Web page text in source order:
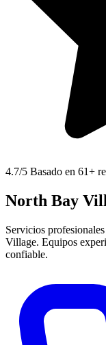
4.7/5 Basado en 61+
North Bay
Servicios
Village. Equipos
confiable.